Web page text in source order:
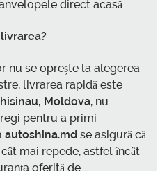
direct acasă
nu se oprește la alegerea
livrarea rapidă este
Moldova, nu
pentru a primi
autoshina.md se asigură că
mai repede, astfel încât
oferită de